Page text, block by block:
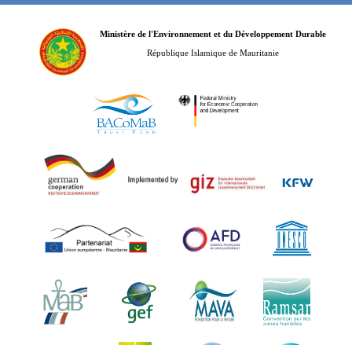
Ministère de l'Environnement et du Développement Durable
République Islamique de Mauritanie